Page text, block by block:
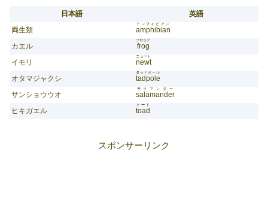
日本語
英語
両生類
amphibian
アンフィ ビアン
カエル frog
フ ロッグ
イモリ newt
ニュー ト
オタマジャクシ tadpole
タッ ドポール
サンショウウオ salamander
サラマンダー
ヒキガエル toad
トー ド
スポンサーリンク